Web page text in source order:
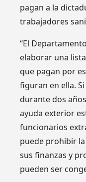
pagan a la
trabajadores
“El
elaborar una
que pagan por
figuran en ella.
durante dos
ayuda exterior
funcionarios
puede prohibir
sus finanzas y
pueden ser